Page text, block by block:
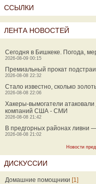
ССЫЛКИ
ЛЕНТА НОВОСТЕЙ
Сегодня в Бишкеке. Погода,
2026-08-09 00:15
Премиальный прокат
2026-08-08 22:32
Стало известно, сколько
2026-08-08 22:06
Хакеры-вымогатели
компаний США - СМИ
2026-08-08 21:42
В предгорных районах ливни
2026-08-08 21:02
Новости
ДИСКУССИИ
Домашние помощники [1]